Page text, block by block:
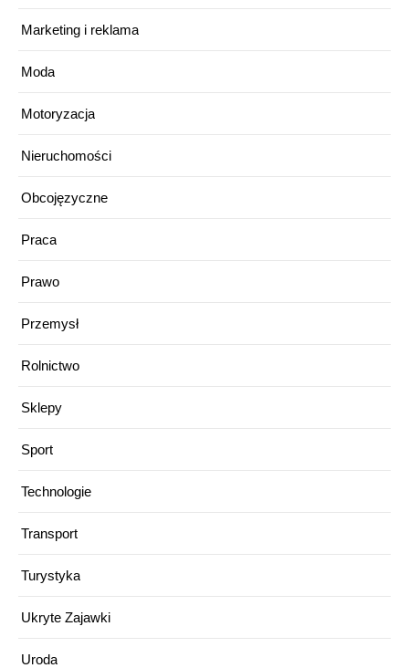
Marketing i reklama
Moda
Motoryzacja
Nieruchomości
Obcojęzyczne
Praca
Prawo
Przemysł
Rolnictwo
Sklepy
Sport
Technologie
Transport
Turystyka
Ukryte Zajawki
Uroda